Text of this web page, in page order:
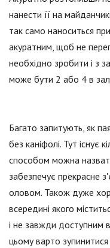
нанести її на
так само наноситься
акуратним, щоб не
необхідно зробити і з
може бути 2 або 4 в
Багато запитують, як
без каніфолі. Тут існує
способом можна
забезпечує прекрасне
оловом. Також дуже
всередині якого
і не завжди доступним
цьому варто